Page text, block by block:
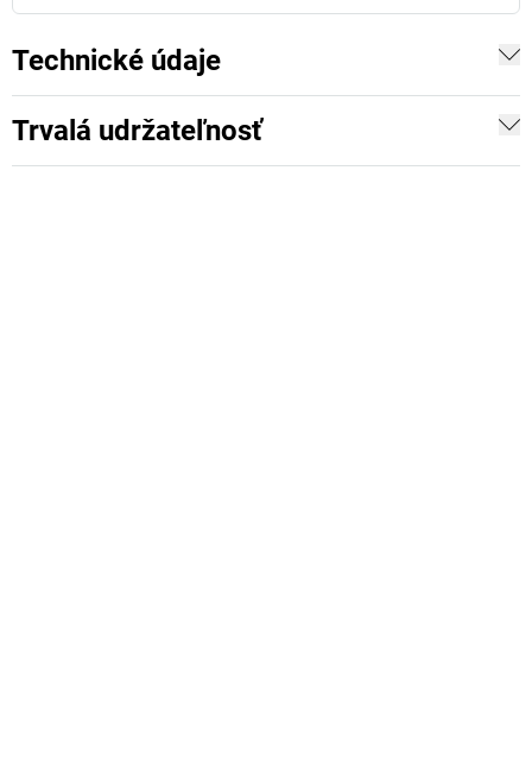
Technické údaje
Trvalá udržateľnosť